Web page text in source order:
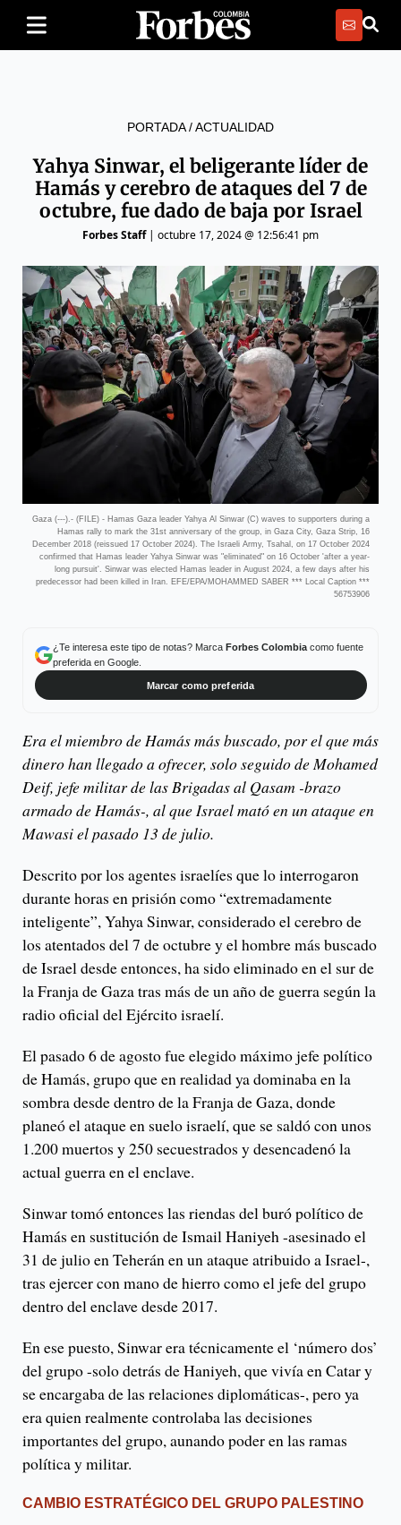
PORTADA/ACTUALIDAD
Yahya Sinwar, el beligerante líder de
Hamás y cerebro de ataques del 7 de
octubre, fue dado de baja por Israel
Forbes Staff| octubre 17, 2024 @ 12:56:41 pm
Gaza (---).- (FILE) - Hamas Gaza leader Yahya Al Sinwar (C) waves to supporters during a
Hamas rally to mark the 31st anniversary of the group, in Gaza City, Gaza Strip, 16
December 2018 (reissued 17 October 2024). The Israeli Army, Tsahal, on 17 October 2024
confirmed that Hamas leader Yahya Sinwar was "eliminated" on 16 October 'after a year-
long pursuit'. Sinwar was elected Hamas leader in August 2024, a few days after his
predecessor had been killed in Iran. EFE/EPA/MOHAMMED SABER *** Local Caption ***
56753906
¿Te interesa este tipo de notas? Marca Forbes Colombiacomo fuente
preferida en Google.
Marcar como preferida
Era el miembro de Hamás más buscado, por el que más
dinero han llegado a ofrecer, solo seguido de Mohamed
Deif, jefe militar de las Brigadas al Qasam -brazo
armado de Hamás-, al que Israel mató en un ataque en
Mawasi el pasado 13 de julio.
Descrito por los agentes israelíes que lo interrogaron
durante horas en prisión como “extremadamente
inteligente”, Yahya Sinwar, considerado el cerebro de
los atentados del 7 de octubre y el hombre más buscado
de Israel desde entonces, ha sido eliminado en el sur de
la Franja de Gaza tras más de un año de guerra según la
radio oficial del Ejército israelí.
El pasado 6 de agosto fue elegido máximo jefe político
de Hamás, grupo que en realidad ya dominaba en la
sombra desde dentro de la Franja de Gaza, donde
planeó el ataque en suelo israelí, que se saldó con unos
1.200 muertos y 250 secuestrados y desencadenó la
actual guerra en el enclave.
Sinwar tomó entonces las riendas del buró político de
Hamás en sustitución de Ismail Haniyeh -asesinado el
31 de julio en Teherán en un ataque atribuido a Israel-,
tras ejercer con mano de hierro como el jefe del grupo
dentro del enclave desde 2017.
En ese puesto, Sinwar era técnicamente el ‘número dos’
del grupo -solo detrás de Haniyeh, que vivía en Catar y
se encargaba de las relaciones diplomáticas-, pero ya
era quien realmente controlaba las decisiones
importantes del grupo, aunando poder en las ramas
política y militar.
CAMBIO ESTRATÉGICO DEL GRUPO PALESTINO